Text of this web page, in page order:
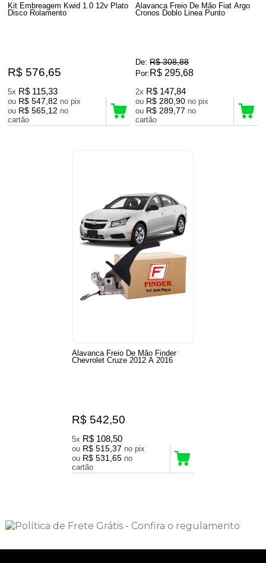
Kit Embreagem Kwid 1.0 12v Plato
Disco Rolamento
R$ 576,65
5x R$ 115,33
ou R$ 547,82
no pix
ou R$ 565,12 no
cartão
Alavanca Freio De Mão Fiat Argo
Cronos Doblo Linea Punto
De: R$ 308,88
Por: R$ 295,68
2x R$ 147,84
ou R$ 280,90
no pix
ou R$ 289,77 no
cartão
Alavanca Freio De Mão Finder
Chevrolet Cruze 2012 A 2016
R$ 542,50
5x R$ 108,50
ou R$ 515,37
no pix
ou R$ 531,65 no
cartão